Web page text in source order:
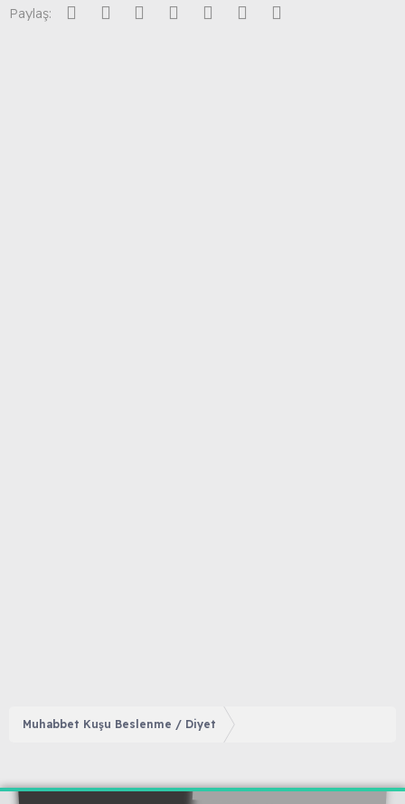
Paylaş: Facebook
Twitter Reddit PinterestTumblr WhatsApp
Muhabbet Kuşu Beslenme / Diyet